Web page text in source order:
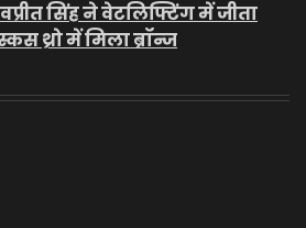
सिंह ने वेटलिफ्टिंग में जीता
थ्रो में मिला ब्रॉन्ज